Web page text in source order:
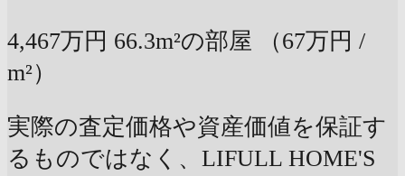
4,467万円 66.3m²の部屋
（67万円 /
m²）
実際の査定価格や資産価値を保証す
るものではなく、LIFULL HOME'S